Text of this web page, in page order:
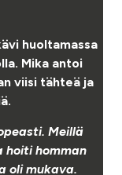
huoltamassa
Mika antoi
viisi tähteä ja
Meillä
homman
oli mukava.